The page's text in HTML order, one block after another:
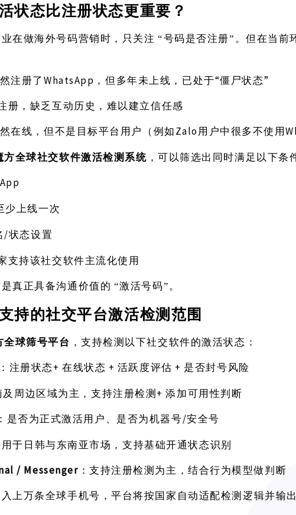
状态比注册状态更重要？
在做海外号码营销时，只关注 “号码是否注册”。但在当前
注册了WhatsApp，但多年未上线，已处于“僵尸状态”
册，缺乏互动历史，难以建立信任感
在线，但不是目标平台用户（例如 Zalo用户中很多不使用
方全球社交软件激活检测系统 ，可以筛选出同时满足以下条
App
少上线一次
/状态设置
支持该社交软件主流化使用
真正具备沟通价值的 “激活号码”。
持的社交平台激活检测范围
全球筛号平台 ，支持检测以下社交软件的激活状态：
：注册状态+ 在线状态 + 活跃度评估 + 是否封号风险
及周边区域为主，支持注册检测 + 添加可用性判断
：是否为正式激活用户、是否为机器号/安全号
用于日韩与东南亚市场，支持基础开通状态识别
/ Messenger ：支持注册检测为主，结合行为模型做判断
上万条全球手机号，平台将按国家自动适配检测逻辑并输